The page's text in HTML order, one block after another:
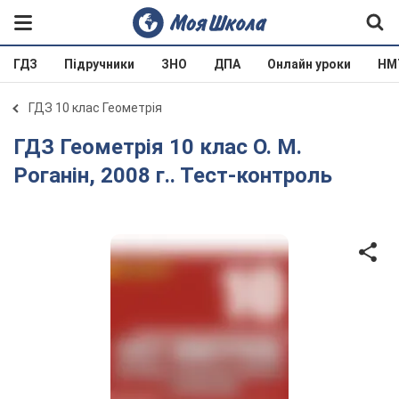
ГДЗ Підручники ЗНО ДПА Онлайн уроки
ГДЗ 10 клас Геометрія
ГДЗ Геометрія 10 клас О. М.
Роганін, 2008 г.. Тест-контроль